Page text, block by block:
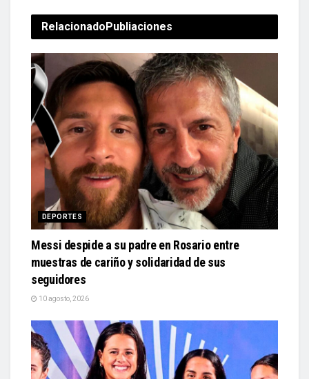
Relacionado Publiaciones
DEPORTES
Messi despide a su padre en Rosario entre
muestras de cariño y solidaridad de sus
seguidores
10 agosto, 2026